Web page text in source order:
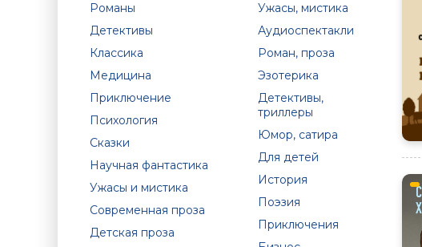
Романы
Детективы
Классика
Медицина
Приключение
Психология
Сказки
Научная фантастика
Ужасы и мистика
Современная проза
Детская проза
Ужасы, мистика
Аудиоспектакли
Роман, проза
Эзотерика
Детективы,
триллеры
Юмор, сатира
Для детей
История
Поэзия
Приключения